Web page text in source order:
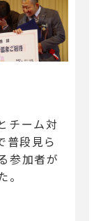
チーム対
普段見ら
参加者が
。